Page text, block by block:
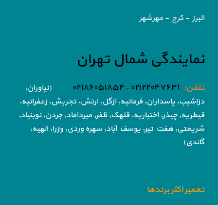
البرز - کرج - مهرشهر
نمایندگی شمال تهران
تلفن: ۰۲۱۲۲۰۴۷۶۳۱ -۰۲۱۸۶۰۵۱۸۵۴
(نیاوران,
دزاشیب, پاسداران, فرمانیه, ازگل, ارتش, تجریش, زعفرانیه,
قیطریه, چیذر, اختیاریه, قلهک, ظفر, میرداماد, جردن, نوبنیاد,
شریعتی, هفت تیر, یوسف آباد, سهره وردی, وزرا, الهیه,
گاندی)
تعمیر اکثر برندها